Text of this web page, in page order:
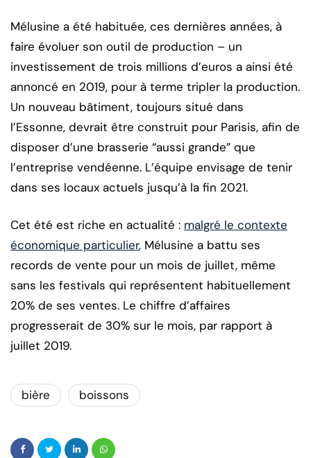
Mélusine a été habituée, ces dernières années, à
faire évoluer son outil de production – un
investissement de trois millions d’euros a ainsi été
annoncé en 2019, pour à terme tripler la production.
Un nouveau bâtiment, toujours situé dans
l’Essonne, devrait être construit pour Parisis, afin de
disposer d’une brasserie “aussi grande” que
l’entreprise vendéenne. L’équipe envisage de tenir
dans ses locaux actuels jusqu’à la fin 2021.
Cet été est riche en actualité : malgré le contexte
économique particulier, Mélusine a battu ses
records de vente pour un mois de juillet, même
sans les festivals qui représentent habituellement
20% de ses ventes. Le chiffre d’affaires
progresserait de 30% sur le mois, par rapport à
juillet 2019.
bière boissons